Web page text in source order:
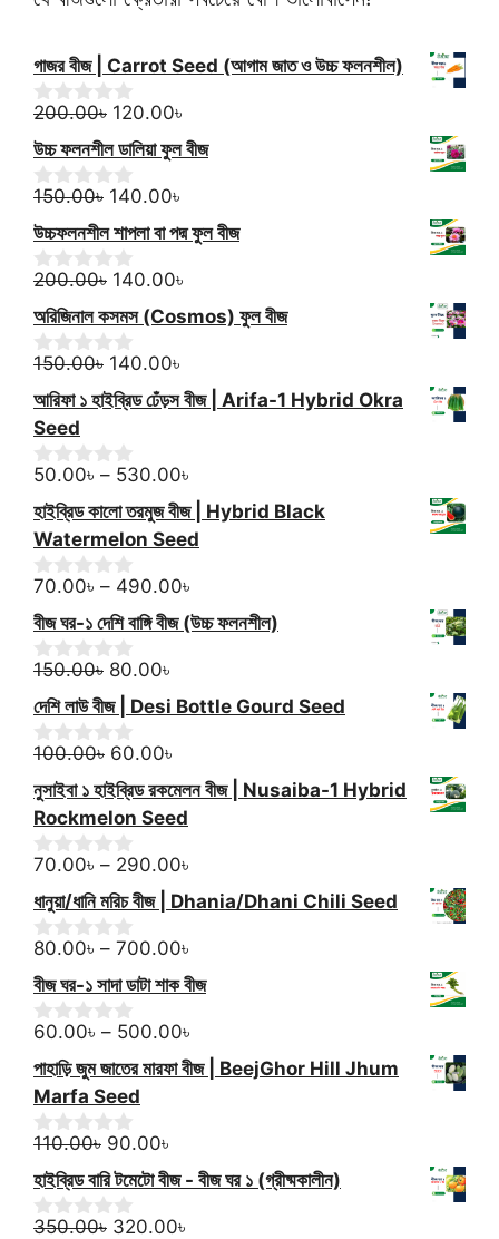
গাজর বীজ | Carrot Seed (আগাম জাত ও উচ্চ ফলনশীল)
0
o
u
t
o
5
200.00৳ Original
price
was:
200.00৳.
120.00৳
price
উচ্চ ফলনশীল ডালিয়া ফুল বীজ
0
o
u
t
o
5
150.00৳ Original
price
was:
150.00৳.
140.00৳
price
is:
140.00৳.
উচ্চফলনশীল শাপলা বা পদ্ম ফুল বীজ
0
u
t
o
5
200.00৳ Original
price
was:
200.00৳.
140.00৳
অরিজিনাল কসমস (Cosmos) ফুল বীজ
0
u
t
o
f
5
150.00৳ Original
price
was:
150.00৳.
140.00৳
price
আরিফা ১ হাইব্রিড ঢেঁড়স বীজ | Arifa-1 Hybrid Okra
Seed
0
u
t
o
f
5
50.00৳ – 530.00৳
range:
50.00৳
530.00৳
হাইব্রিড কালো তরমুজ বীজ | Hybrid Black
Watermelon Seed
0
o
u
t
o
5
70.00৳ – 490.00৳
range:
70.00৳
490.00৳
বীজ ঘর-১ দেশি বাঙ্গি বীজ (উচ্চ ফলনশীল)
0
u
t
o
5
150.00৳ Original
price
was:
150.00৳.
80.00৳
price
80.00৳.
দেশি লাউ বীজ | Desi Bottle Gourd Seed
0
u
t
o
f
5
100.00৳ Original
price
was:
100.00৳.
60.00৳
price
is:
নুসাইবা ১ হাইব্রিড রকমেলন বীজ | Nusaiba-1 Hybrid
Rockmelon Seed
0
u
t
o
5
70.00৳ – 290.00৳
range:
290.00৳
ধানুয়া/ধানি মরিচ বীজ | Dhania/Dhani Chili Seed
0
o
u
t
o
5
80.00৳ – 700.00৳
range:
through
700.00৳
বীজ ঘর-১ সাদা ডাটা শাক বীজ
0
u
t
o
f
5
60.00৳ – 500.00৳
range:
60.00৳
পাহাড়ি জুম জাতের মারফা বীজ | BeejGhor Hill Jhum
Marfa Seed
0
u
t
o
110.00৳ Original
price
was:
110.00৳.
90.00৳
price
90.00৳.
হাইব্রিড বারি টমেটো বীজ - বীজ ঘর ১ (গ্রীষ্মকালীন)
0
350.00৳ Original
320.00৳